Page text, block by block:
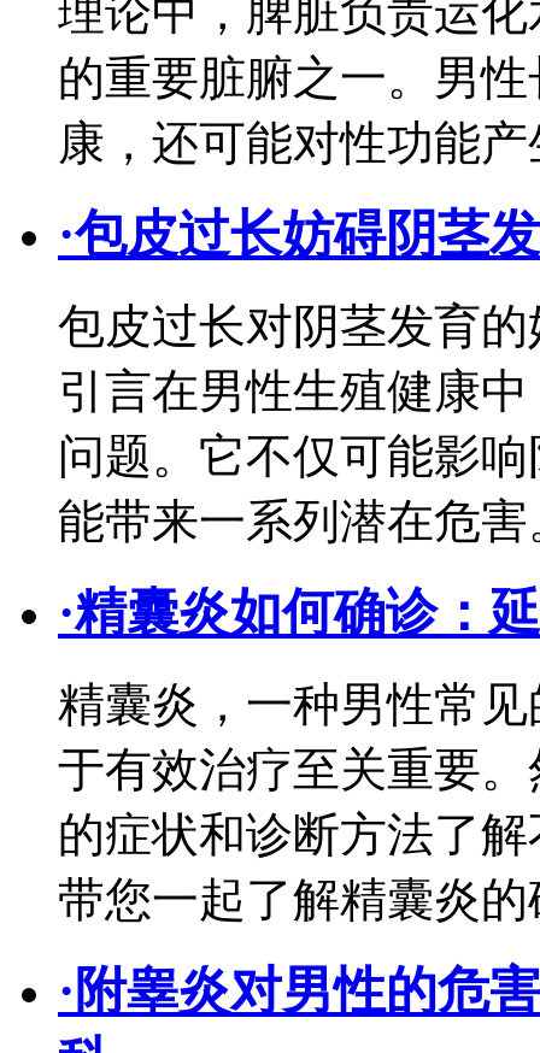
理论中，脾脏负责运
的重要脏腑之一。男
康，还可能对性功能
·包皮过长妨碍阴茎
包皮过长对阴茎发育
引言在男性生殖健康
问题。它不仅可能影
能带来一系列潜在危
·精囊炎如何确诊：
精囊炎，一种男性常
于有效治疗至关重要
的症状和诊断方法了
带您一起了解精囊炎
· 附睾炎对男性的危